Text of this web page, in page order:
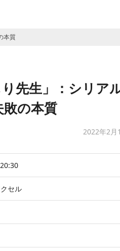
本質
先生」：シリア
の本質
2022年2月
セル